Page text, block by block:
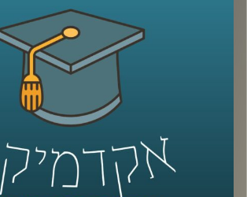
ההתנהגותית והכלים המתמטיים
מתמודדת הכלכלה עם שאלת
וההתנהגות האנושית. ומה מלמד
שנים על מעמד המפלגה בכל
העדפת כלכלה שוויונית לבין
קרדיט תמונות:AudioVersity